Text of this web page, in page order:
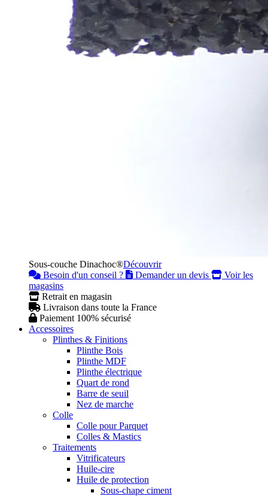
Sous-couche Dinachoc®Découvrir
Besoin d'un conseil ?
Demander un devis
Voir les
magasins
Retrait en magasin
Livraison dans toute la France
Paiement 100% sécurisé
Accessoires
Plinthes & Finitions
Plinthe Bois
Plinthe MDF
Plinthe électrique
Quart de rond
Barre de seuil
Nez de marche
Colle
Colle pour Parquet
Colles & Mastics
Traitements
Vitrificateurs
Huile-cire
Huile de protection
Sous-chape ciment